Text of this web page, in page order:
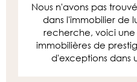
Nous n'avons pas
dans l'immobilier de
recherche, voici
immobilières de
d'exceptions dans